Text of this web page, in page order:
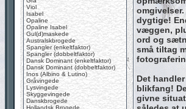
Viol
Isabel
Opaline
Opaline Isabel
Gul(d)maskede
Australskbrogede
Spangler (enkeltfaktor)
Spangler (dobbeltfaktor)
Dansk Dominant (enkeltfaktor)
Dansk Dominant (dobbeltfaktor)
Inos (Albino & Lutino)
Gråvingede
Lysvingede
Skyggevingede
Danskbrogede
Hollandsk Brogede
dygtige!
væggen,
ord og
små tiltag
Det
blikfang!
givne